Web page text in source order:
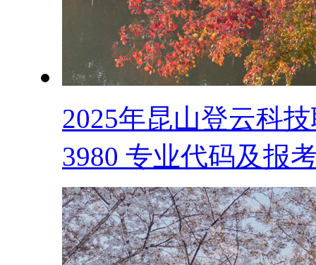
2025年昆山登云科
3980 专业代码及报